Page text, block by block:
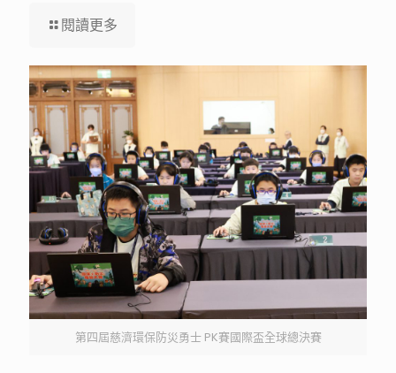
閱讀更多
第四屆慈濟環保防災勇士 PK賽國際盃全球總決賽